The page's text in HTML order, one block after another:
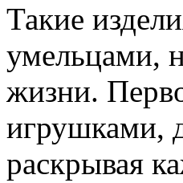
Такие
умельцами,
жизни.
игрушками,
раскрывая